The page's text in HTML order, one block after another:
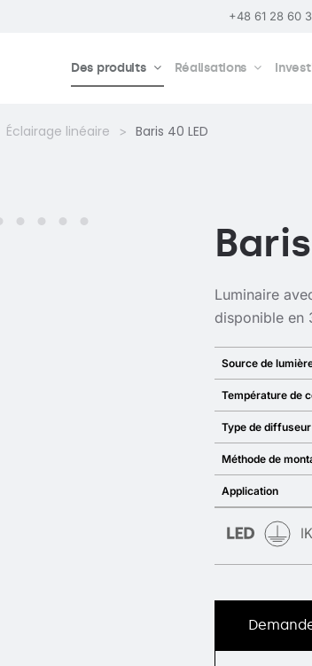
+48 61 28 60
Des produits Réalisations
Éclairage linéaire Baris 40 LED
Luminaire
disponible en
Source de
Température de
Type de diffuseur
Méthode de
Application